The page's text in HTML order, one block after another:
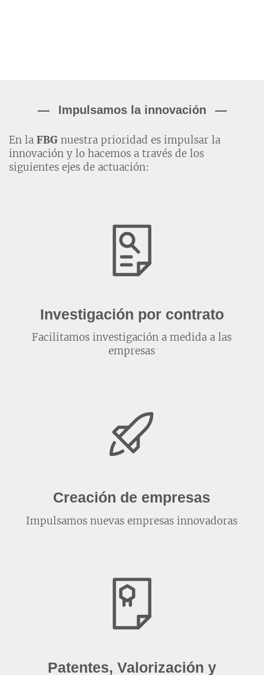
Impulsamos la innovación
En la FBG nuestra prioridad es impulsar la
innovación y lo hacemos a través de los
siguientes ejes de actuación:
Investigación por contrato
Facilitamos investigación a medida a las
empresas
Creación de empresas
Impulsamos nuevas empresas innovadoras
Patentes, Valorización y